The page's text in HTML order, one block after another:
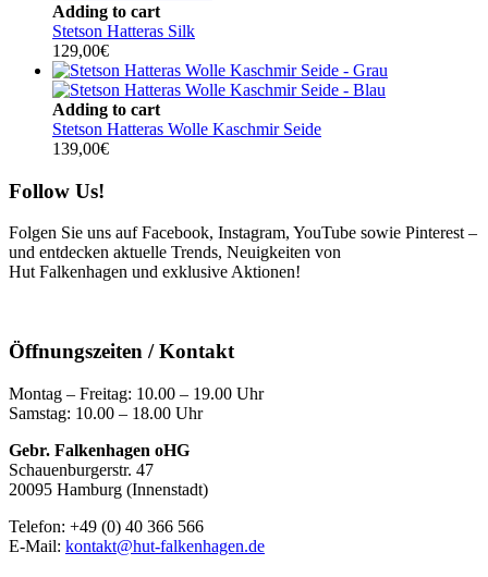
Adding to cart
Stetson Hatteras Silk
129,00€
Adding to cart
Stetson Hatteras Wolle Kaschmir Seide
139,00€
Follow Us!
Folgen Sie uns auf Facebook, Instagram, YouTube sowie Pinterest –
und entdecken aktuelle Trends, Neuigkeiten von
Hut Falkenhagen und exklusive Aktionen!
Öffnungszeiten / Kontakt
Montag – Freitag: 10.00 – 19.00 Uhr
Samstag: 10.00 – 18.00 Uhr
Gebr. Falkenhagen oHG
Schauenburgerstr. 47
20095 Hamburg (Innenstadt)
Telefon: +49 (0) 40 366 566
E-Mail: kontakt@hut-falkenhagen.de